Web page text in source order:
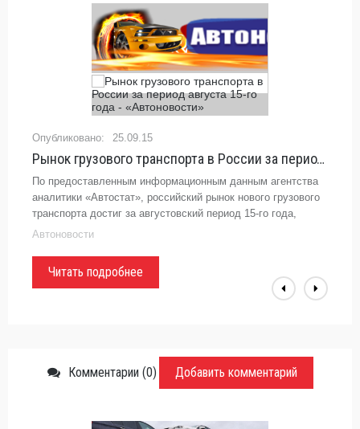
25.09.15
Рынок грузового транспорта в России за период августа 15-го года - «Автоновости»
По предоставленным информационным данным агентства
аналитики «Автостат», российский рынок нового грузового
транспорта достиг за августовский период 15-го года,
порядка 3-ех тысяч 900-та экземпляров. Данная
Автоновости
Читать подробнее
Комментарии (0) Добавить комментарий